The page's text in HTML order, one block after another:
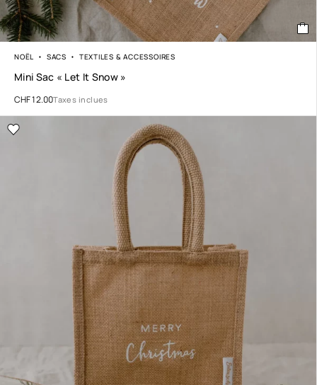
NOËL SACS TEXTILES & ACCESSOIRES
Mini Sac « Let It Snow »
CHF12.00Taxes inclues